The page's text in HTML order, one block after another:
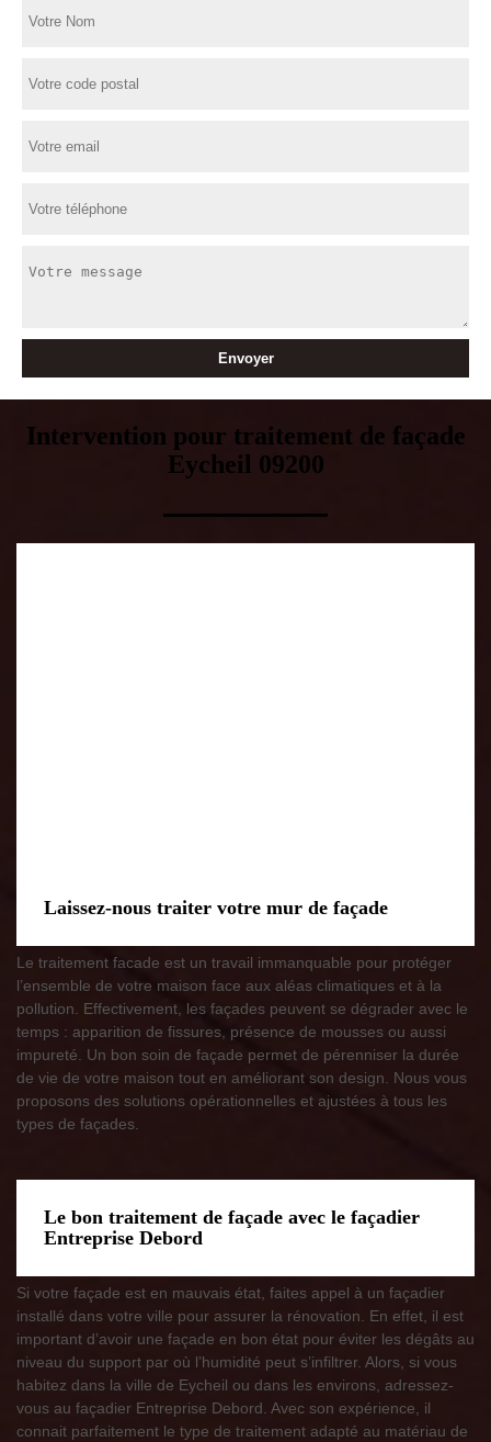
Intervention pour traitement de façade
Eycheil 09200
Laissez-nous traiter votre mur de façade
Le traitement facade est un travail immanquable pour protéger
l’ensemble de votre maison face aux aléas climatiques et à la
pollution. Effectivement, les façades peuvent se dégrader avec le
temps : apparition de fissures, présence de mousses ou aussi
impureté. Un bon soin de façade permet de pérenniser la durée
de vie de votre maison tout en améliorant son design. Nous vous
proposons des solutions opérationnelles et ajustées à tous les
types de façades.
Le bon traitement de façade avec le façadier
Entreprise Debord
Si votre façade est en mauvais état, faites appel à un façadier
installé dans votre ville pour assurer la rénovation. En effet, il est
important d’avoir une façade en bon état pour éviter les dégâts au
niveau du support par où l’humidité peut s’infiltrer. Alors, si vous
habitez dans la ville de Eycheil ou dans les environs, adressez-
vous au façadier Entreprise Debord. Avec son expérience, il
connait parfaitement le type de traitement adapté au matériau de